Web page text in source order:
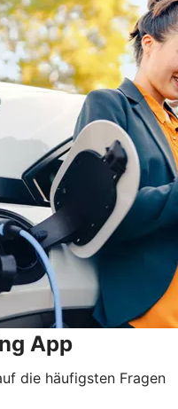
App
die häufigsten Fragen